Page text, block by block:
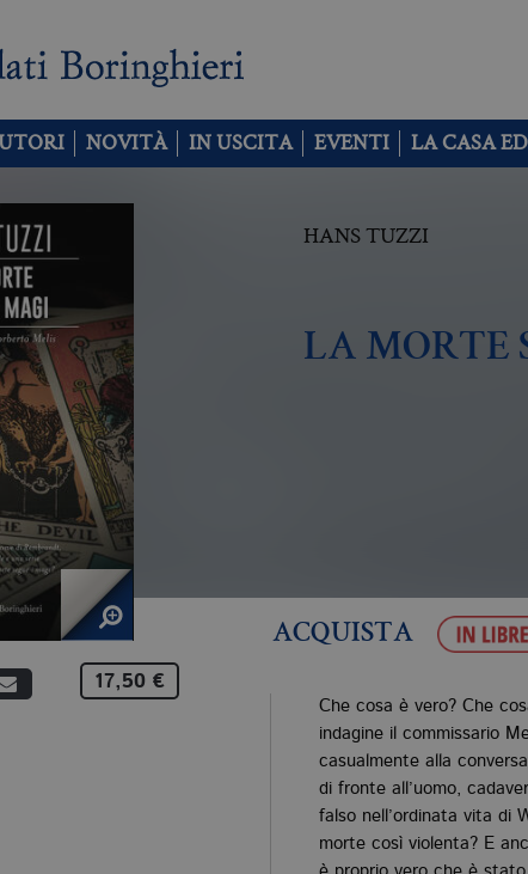
NOVITÀ IN USCITA EVENTI LA CASA
17,50 €
HANS TUZZI
LA MORTE
ACQUISTA
Che cosa è vero? Che
indagine il commissario
casualmente alla
di fronte all’uomo,
falso nell’ordinata vita di
morte così violenta? E